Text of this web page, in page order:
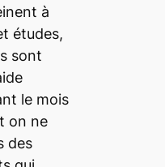
à
études,
sont
le mois
on ne
des